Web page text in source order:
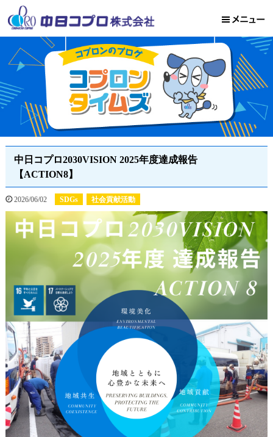
中日コプロ2030VISION 2025年度達成報告
【ACTION8】
2026/06/02 SDGs 社会貢献活動